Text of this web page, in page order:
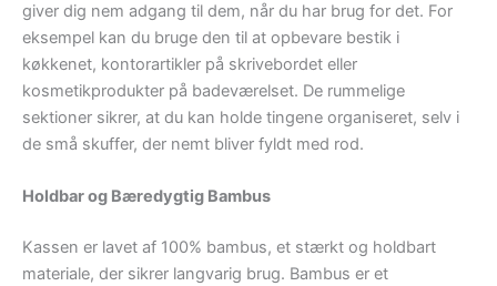
giver dig nem adgang til dem, når du har brug for det. For
eksempel kan du bruge den til at opbevare bestik i
køkkenet, kontorartikler på skrivebordet eller
kosmetikprodukter på badeværelset. De rummelige
sektioner sikrer, at du kan holde tingene organiseret, selv i
de små skuffer, der nemt bliver fyldt med rod.
Holdbar og Bæredygtig Bambus
Kassen er lavet af 100% bambus, et stærkt og holdbart
materiale, der sikrer langvarig brug. Bambus er et